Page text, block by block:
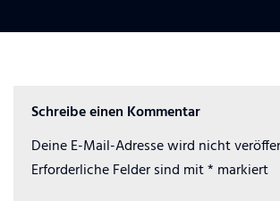
Schreibe einen Kommentar
Deine E-Mail-Adresse wird nicht
Erforderliche Felder sind mit* markiert